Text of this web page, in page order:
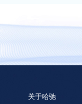
关于哈驰